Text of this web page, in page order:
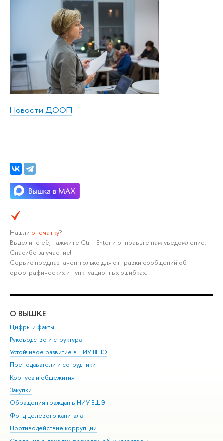
Новости ДООП
Нашли опечатку?
Выделите её, нажмите Ctrl+Enter и отправьте нам уведомление.
Спасибо за участие!
Сервис предназначен только для отправки сообщений об
орфографических и пунктуационных ошибках.
О ВЫШКЕ
Цифры и факты
Руководство и структура
Устойчивое развитие в НИУ ВШЭ
Преподаватели и сотрудники
Корпуса и общежития
Закупки
Обращения граждан в НИУ ВШЭ
Фонд целевого капитала
Противодействие коррупции